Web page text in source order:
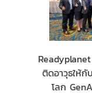
ติดอาวุธให้
โลก